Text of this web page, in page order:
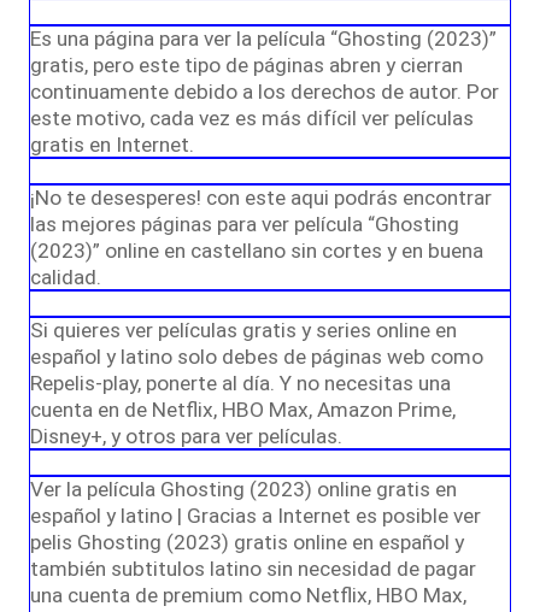
Es una página para ver la película “Ghosting (2023)”
gratis, pero este tipo de páginas abren y cierran
continuamente debido a los derechos de autor. Por
este motivo, cada vez es más difícil ver películas
gratis en Internet.
¡No te desesperes! con este aqui podrás encontrar
las mejores páginas para ver película “Ghosting
(2023)” online en castellano sin cortes y en buena
calidad.
Si quieres ver películas gratis y series online en
español y latino solo debes de páginas web como
Repelis-play, ponerte al día. Y no necesitas una
cuenta en de Netflix, HBO Max, Amazon Prime,
Disney+, y otros para ver películas.
Ver la película Ghosting (2023) online gratis en
español y latino | Gracias a Internet es posible ver
pelis Ghosting (2023) gratis online en español y
también subtitulos latino sin necesidad de pagar
una cuenta de premium como Netflix, HBO Max,